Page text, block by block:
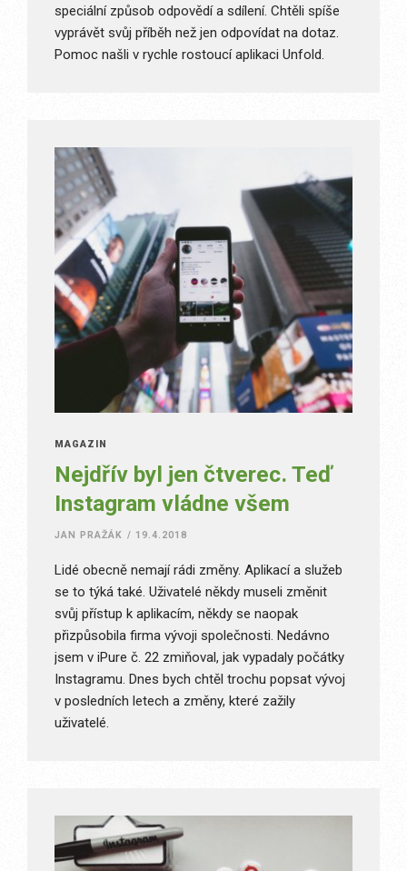
speciální způsob odpovědí a sdílení. Chtěli spíše
vyprávět svůj příběh než jen odpovídat na dotaz.
Pomoc našli v rychle rostoucí aplikaci Unfold.
MAGAZÍN
Nejdřív byl jen čtverec. Teď
Instagram vládne všem
JAN PRAŽÁK / 19.4.2018
Lidé obecně nemají rádi změny. Aplikací a služeb
se to týká také. Uživatelé někdy museli změnit
svůj přístup k aplikacím, někdy se naopak
přizpůsobila firma vývoji společnosti. Nedávno
jsem v iPure č. 22 zmiňoval, jak vypadaly počátky
Instagramu. Dnes bych chtěl trochu popsat vývoj
v posledních letech a změny, které zažily
uživatelé.